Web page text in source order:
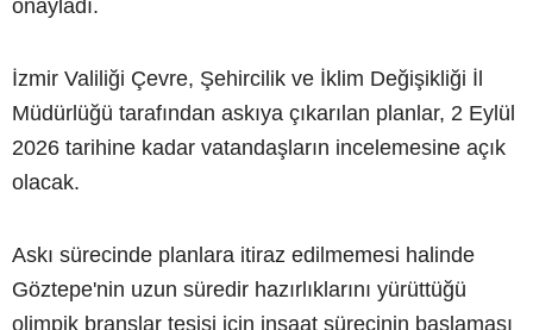
onayladı.
İzmir Valiliği Çevre, Şehircilik ve İklim Değişikliği İl
Müdürlüğü tarafından askıya çıkarılan planlar, 2 Eylül
2026 tarihine kadar vatandaşların incelemesine açık
olacak.
Askı sürecinde planlara itiraz edilmemesi halinde
Göztepe'nin uzun süredir hazırlıklarını yürüttüğü
olimpik branşlar tesisi için inşaat sürecinin başlaması